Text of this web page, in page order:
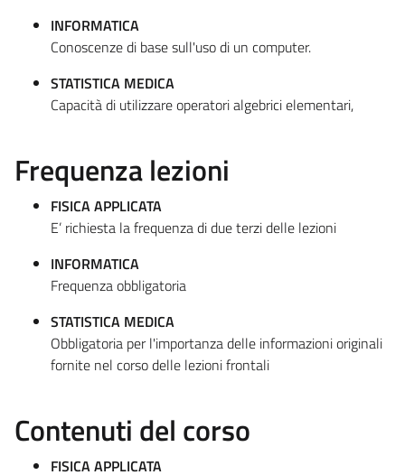
INFORMATICA
Conoscenze di base sull'uso di un computer.
STATISTICA MEDICA
Capacità di utilizzare operatori algebrici elementari,
Frequenza lezioni
FISICA APPLICATA
E’ richiesta la frequenza di due terzi delle lezioni
INFORMATICA
Frequenza obbligatoria
STATISTICA MEDICA
Obbligatoria per l'importanza delle informazioni originali
fornite nel corso delle lezioni frontali
Contenuti del corso
FISICA APPLICATA